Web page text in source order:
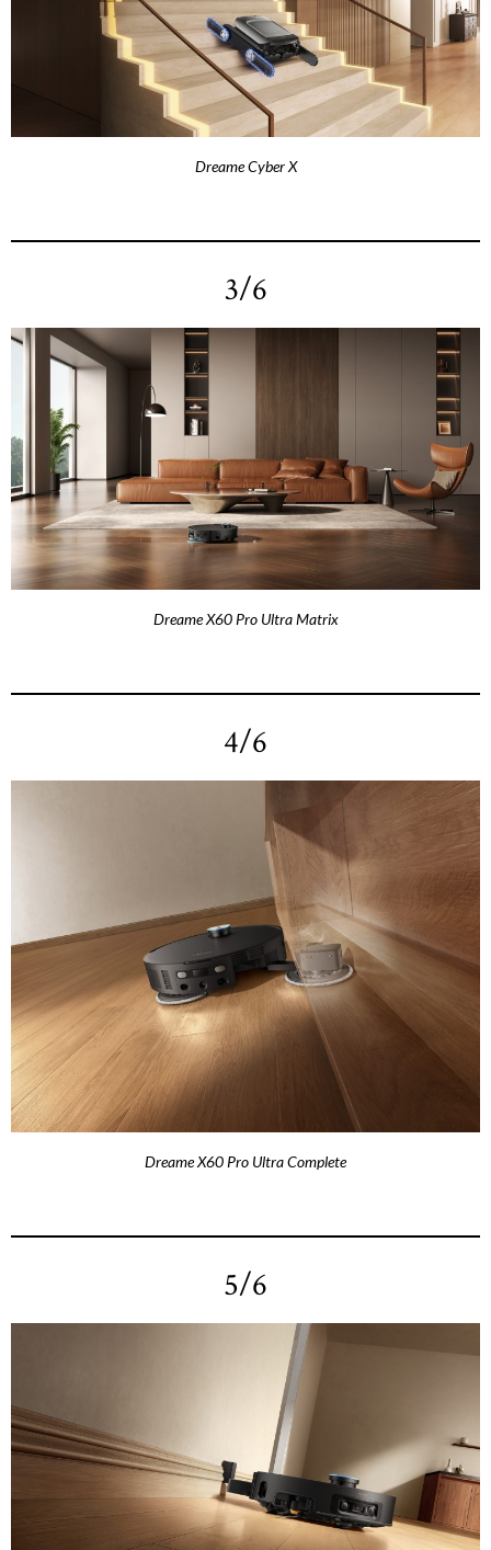
Dreame Cyber X
3/6
Dreame X60 Pro Ultra Matrix
4/6
Dreame X60 Pro Ultra Complete
5/6